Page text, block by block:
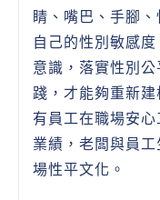
睛、嘴巴、手腳
自己的性別敏感
意識，落實性別
踐，才能夠重新
有員工在職場安
業績，老闆與員
場性平文化。